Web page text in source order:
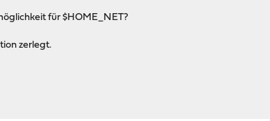
für $HOME_NET?
zerlegt.